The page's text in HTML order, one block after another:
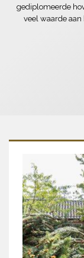
gediplomeerde
veel waarde